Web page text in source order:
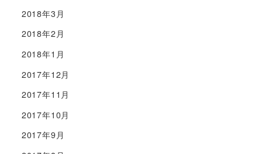
2018年3月
2018年2月
2018年1月
2017年12月
2017年11月
2017年10月
2017年9月